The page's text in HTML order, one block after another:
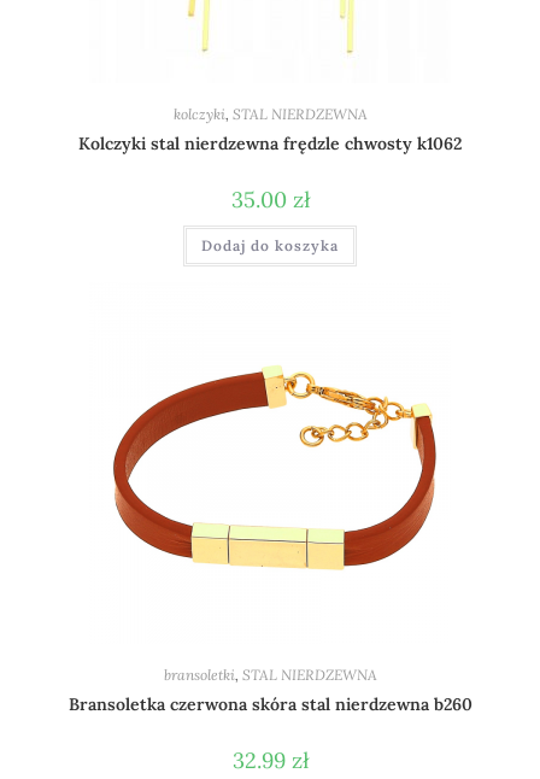
kolczyki, STAL NIERDZEWNA
Kolczyki stal nierdzewna frędzle chwosty k1062
35.00 zł
Dodaj do koszyka
bransoletki STAL NIERDZEWNA
Bransoletka czerwona skóra stal nierdzewna b260
32.99 zł